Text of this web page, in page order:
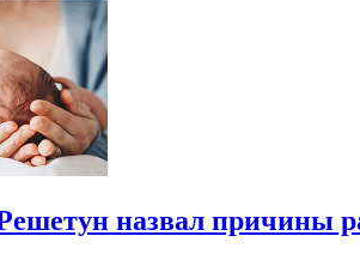
назвал причины